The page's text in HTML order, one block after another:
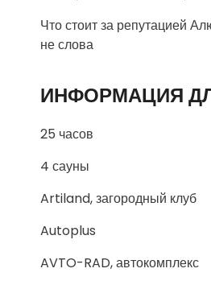
Что стоит за репутацией
не слова
ИНФОРМАЦИЯ
25 часов
4 сауны
Artiland, загородный клуб
Autoplus
AVTO-RAD, автокомплекс